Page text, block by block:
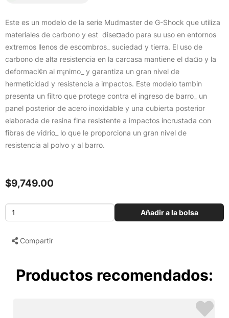
Este es un modelo de la serie Mudmaster de G-Shock que utiliza
materiales de carbono y est dise¤ado para su uso en entornos
extremos llenos de escombros_ suciedad y tierra. El uso de
carbono de alta resistencia en la carcasa mantiene el da¤o y la
deformaci¢n al m¡nimo_ y garantiza un gran nivel de
hermeticidad y resistencia a impactos. Este modelo tambin
presenta un filtro que protege contra el ingreso de barro_ un
panel posterior de acero inoxidable y una cubierta posterior
elaborada de resina fina resistente a impactos incrustada con
fibras de vidrio_ lo que le proporciona un gran nivel de
resistencia al polvo y al barro.
$9,749.00
Añadir a la bolsa
Compartir
Productos recomendados: